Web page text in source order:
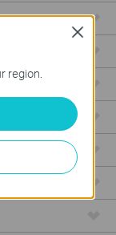
region.
Close